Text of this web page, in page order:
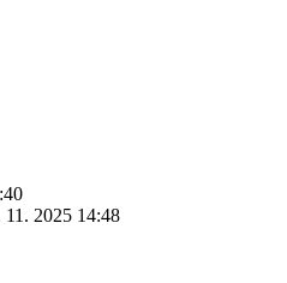
11. 2025 14:48